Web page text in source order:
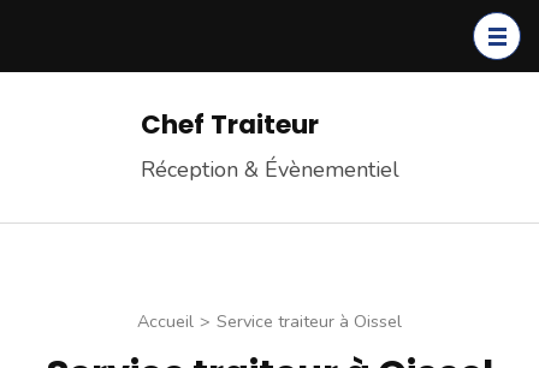
Chef Traiteur
Réception & Évènementiel
Accueil > Service traiteur à Oissel